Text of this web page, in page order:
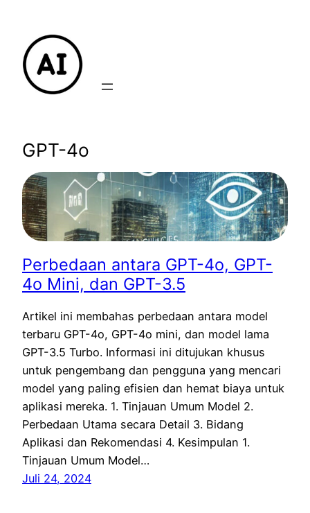
konten
GPT-4o
Perbedaan antara GPT-4o, GPT-
4o Mini, dan GPT-3.5
Artikel ini membahas perbedaan antara model
terbaru GPT-4o, GPT-4o mini, dan model lama
GPT-3.5 Turbo. Informasi ini ditujukan khusus
untuk pengembang dan pengguna yang mencari
model yang paling efisien dan hemat biaya untuk
aplikasi mereka. 1. Tinjauan Umum Model 2.
Perbedaan Utama secara Detail 3. Bidang
Aplikasi dan Rekomendasi 4. Kesimpulan 1.
Tinjauan Umum Model…
Juli 24, 2024